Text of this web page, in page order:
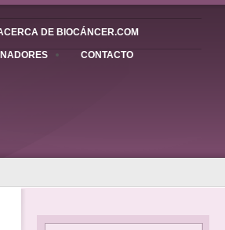
DE BIOCÁNCER.COM
CONTACTO